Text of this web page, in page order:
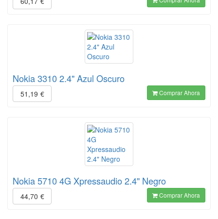
Nokia 3310 2.4" Azul Oscuro
51,19 € Comprar Ahora
Nokia 5710 4G Xpressaudio 2.4" Negro
44,70 € Comprar Ahora